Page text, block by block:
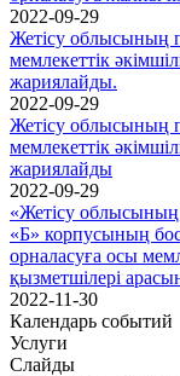
2022-09-29
Жетісу облысының
мемлекеттік
жариялайды.
2022-09-29
Жетісу облысының
мемлекеттік
жариялайды
2022-09-29
«Жетісу облысының
«Б» корпусының
орналасуға осы
қызметшілері
2022-11-30
Календарь событий
Услуги
Слайды